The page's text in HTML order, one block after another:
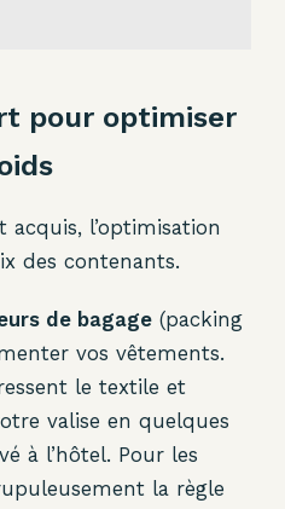
pour optimiser
l’optimisation
des contenants.
de bagage (packing
vos vêtements.
le textile et
valise en quelques
à l’hôtel. Pour les
la règle